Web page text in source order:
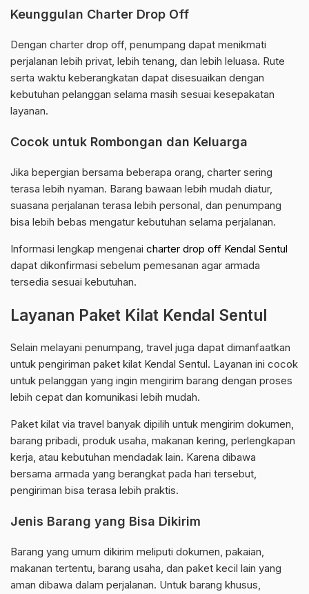
Keunggulan Charter Drop Off
Dengan charter drop off, penumpang dapat menikmati
perjalanan lebih privat, lebih tenang, dan lebih leluasa. Rute
serta waktu keberangkatan dapat disesuaikan dengan
kebutuhan pelanggan selama masih sesuai kesepakatan
layanan.
Cocok untuk Rombongan dan Keluarga
Jika bepergian bersama beberapa orang, charter sering
terasa lebih nyaman. Barang bawaan lebih mudah diatur,
suasana perjalanan terasa lebih personal, dan penumpang
bisa lebih bebas mengatur kebutuhan selama perjalanan.
Informasi lengkap mengenai charter drop off Kendal Sentul
dapat dikonfirmasi sebelum pemesanan agar armada
tersedia sesuai kebutuhan.
Layanan Paket Kilat Kendal Sentul
Selain melayani penumpang, travel juga dapat dimanfaatkan
untuk pengiriman paket kilat Kendal Sentul. Layanan ini cocok
untuk pelanggan yang ingin mengirim barang dengan proses
lebih cepat dan komunikasi lebih mudah.
Paket kilat via travel banyak dipilih untuk mengirim dokumen,
barang pribadi, produk usaha, makanan kering, perlengkapan
kerja, atau kebutuhan mendadak lain. Karena dibawa
bersama armada yang berangkat pada hari tersebut,
pengiriman bisa terasa lebih praktis.
Jenis Barang yang Bisa Dikirim
Barang yang umum dikirim meliputi dokumen, pakaian,
makanan tertentu, barang usaha, dan paket kecil lain yang
aman dibawa dalam perjalanan. Untuk barang khusus,